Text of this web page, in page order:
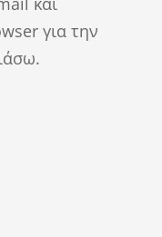
για την